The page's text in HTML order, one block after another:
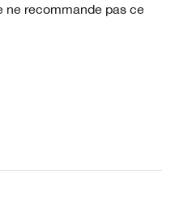
ne recommande pas ce